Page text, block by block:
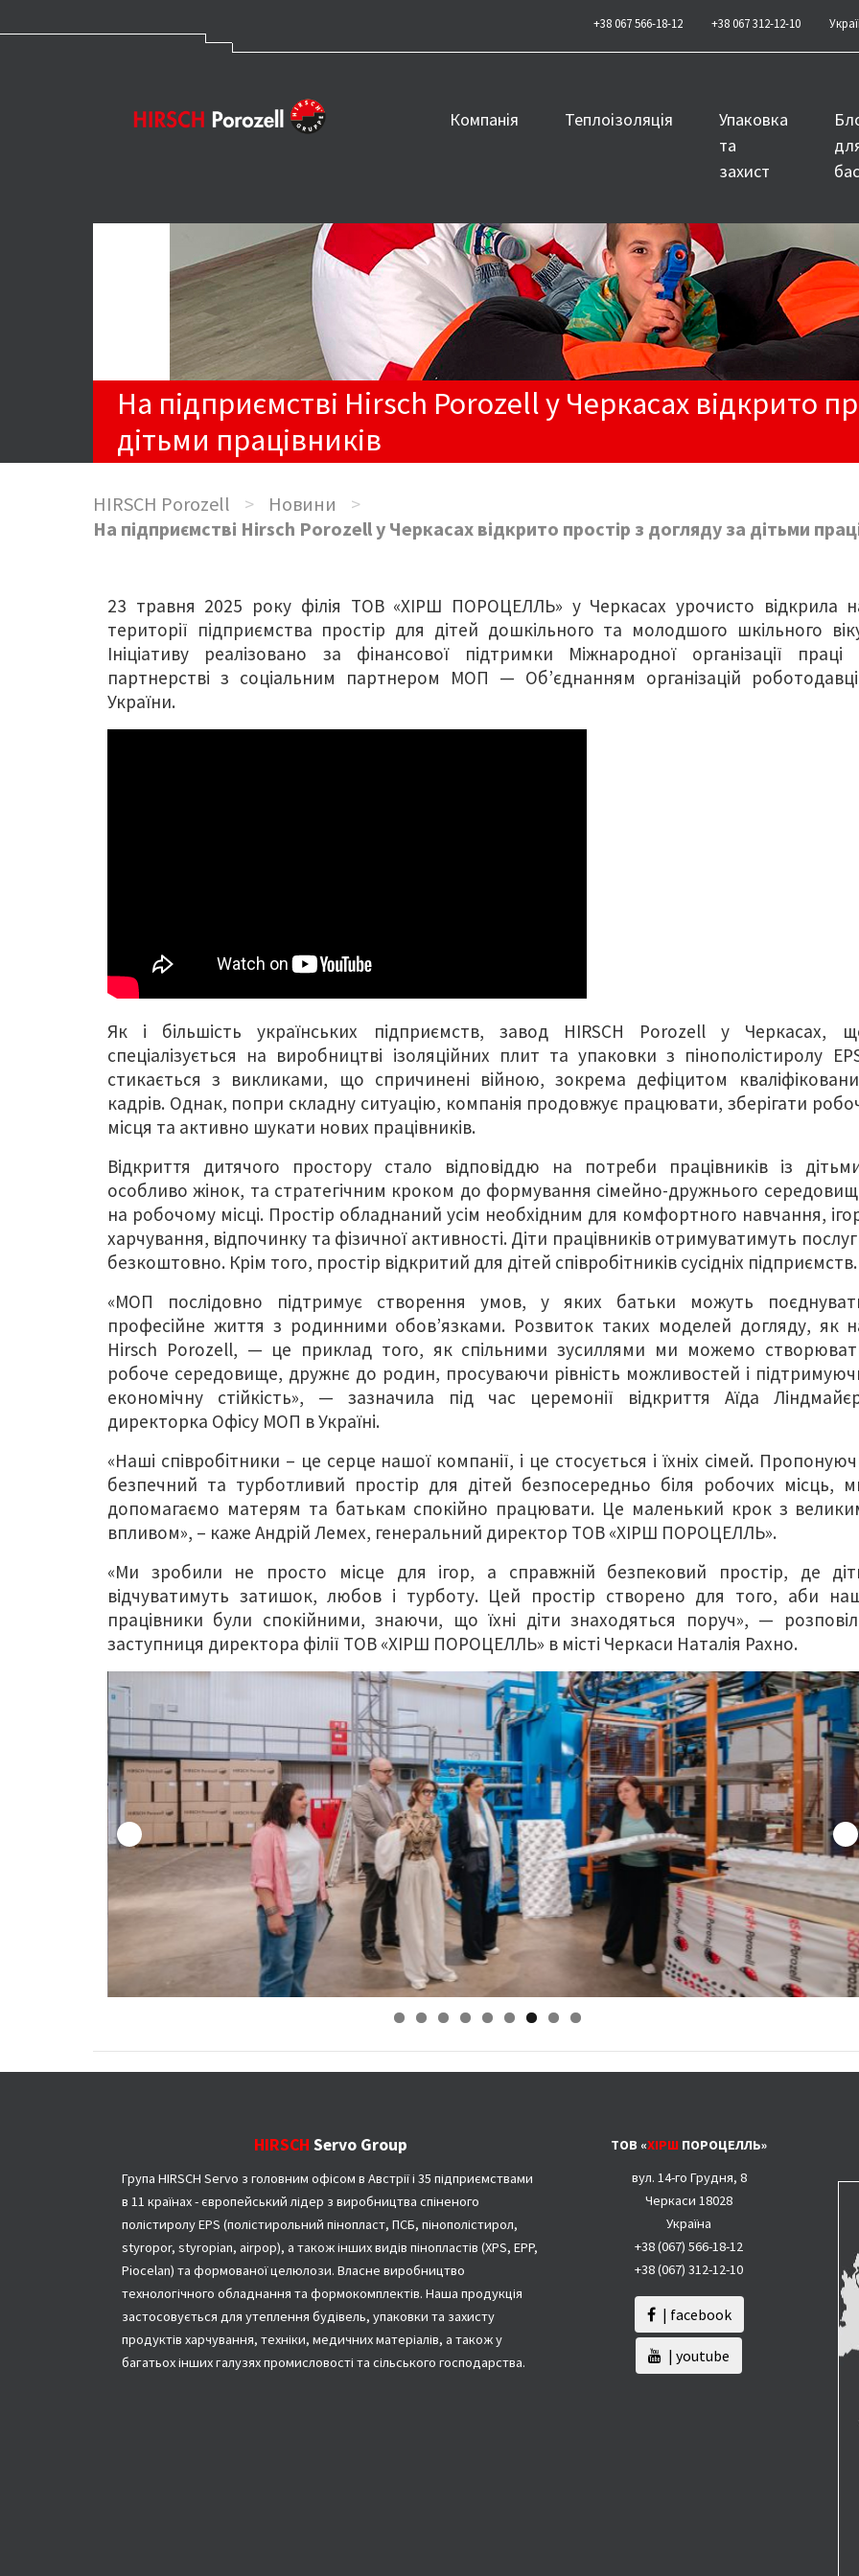
+38 067 566-18-12 +38 067 312-12-10
Компанія Теплоізоляція
Упаковка
та
захист
На підприємстві Hirsch Porozell у Черкасах відкрито
дітьми працівників
HIRSCH Porozell > Новини
>
На підприємстві Hirsch Porozell у Черкасах відкрито простір з догляду за дітьми
23 травня 2025 року філія ТОВ «ХІРШ ПОРОЦЕЛЛЬ» у Черкасах урочисто відкрила
території підприємства простір для дітей дошкільного та молодшого шкільного
Ініціативу реалізовано за фінансової підтримки Міжнародної організації праці
партнерстві з соціальним партнером МОП — Об’єднанням організацій
України.
Як і більшість українських підприємств, завод HIRSCH Porozell у Черкасах,
спеціалізується на виробництві ізоляційних плит та упаковки з пінополістиролу
стикається з викликами, що спричинені війною, зокрема дефіцитом
кадрів. Однак, попри складну ситуацію, компанія продовжує працювати, зберігати
місця та активно шукати нових працівників.
Відкриття дитячого простору стало відповіддю на потреби працівників із
особливо жінок, та стратегічним кроком до формування сімейно-дружнього
на робочому місці. Простір обладнаний усім необхідним для комфортного навчання,
харчування, відпочинку та фізичної активності. Діти працівників отримуватимуть
безкоштовно. Крім того, простір відкритий для дітей співробітників сусідніх підприємств.
«МОП послідовно підтримує створення умов, у яких батьки можуть
професійне життя з родинними обов’язками. Розвиток таких моделей догляду, як
Hirsch Porozell, — це приклад того, як спільними зусиллями ми можемо
робоче середовище, дружнє до родин, просуваючи рівність можливостей і
економічну стійкість», — зазначила під час церемонії відкриття Аїда
директорка Офісу МОП в Україні.
«Наші співробітники – це серце нашої компанії, і це стосується і їхніх сімей.
безпечний та турботливий простір для дітей безпосередньо біля робочих місць,
допомагаємо матерям та батькам спокійно працювати. Це маленький крок з
впливом», – каже Андрій Лемех, генеральний директор ТОВ «ХІРШ ПОРОЦЕЛЛЬ».
«Ми зробили не просто місце для ігор, а справжній безпековий простір, де
відчуватимуть затишок, любов і турботу. Цей простір створено для того, аби
працівники були спокійними, знаючи, що їхні діти знаходяться поруч», —
заступниця директора філії ТОВ «ХІРШ ПОРОЦЕЛЛЬ» в місті Черкаси Наталія Рахно.
HIRSCH Servo Group
Група HIRSCH Servo з головним офісом в Австрії і 35 підприємствами
в 11 країнах - європейський лідер з виробництва спіненого
полістиролу EPS (полістирольний пінопласт, ПСБ, пінополістирол,
styropor, styropian, airpop), а також інших видів пінопластів (XPS, EPP,
Piocelan) та формованої целюлози. Власне виробництво
технологічного обладнання та формокомплектів. Наша продукція
застосовується для утеплення будівель, упаковки та захисту
продуктів харчування, техніки, медичних матеріалів, а також у
багатьох інших галузях промисловості та сільського господарства.
ТОВ «ХІРШ ПОРОЦЕЛЛЬ»
вул. 14-го Грудня, 8
Черкаси 18028
Україна
+38 (067) 566-18-12
+38 (067) 312-12-10
| facebook
| youtube